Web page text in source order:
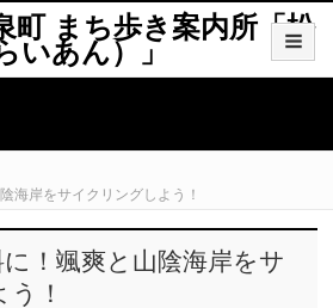
町 まち歩き案内所「松
いあん）」
海岸をサイクリングしよう！
！颯爽と山陰海岸をサ
！